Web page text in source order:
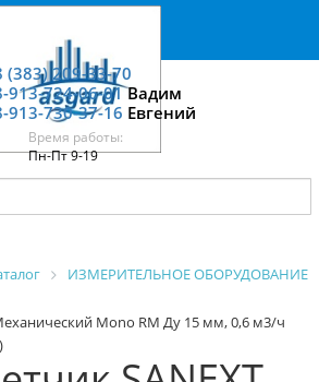
(383) 209-33-70
913-724-06-01Вадим
913-730-37-16 Евгений
Время работы:
Пн-Пт 9-19
ИЗМЕРИТЕЛЬНОЕ ОБОРУДОВАНИЕ
Mono RM Ду 15 мм, 0,6 м3/ч